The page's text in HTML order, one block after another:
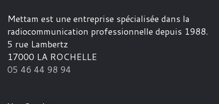
Mettam est une entreprise spécialisée dans la
radiocommunication professionnelle depuis 1988.
5 rue Lambertz
17000 LA ROCHELLE
05 46 44 98 94